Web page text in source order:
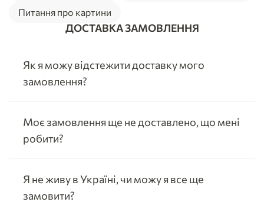
Питання про картини
ДОСТАВКА ЗАМОВЛЕННЯ
Як я можу відстежити доставку мого
замовлення?
Моє замовлення ще не доставлено, що мені
робити?
Я не живу в Україні, чи можу я все ще
замовити?